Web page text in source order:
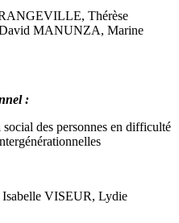
Thérèse
MANUNZA, Marine
:
des personnes en difficulté
VISEUR, Lydie